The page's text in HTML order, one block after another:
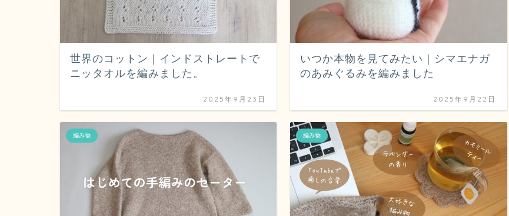
世界のコットン｜インドストレートで
ニッタオルを編みました。
2025年9月23日
いつか本物を見てみたい｜シマエナガ
のあみぐるみを編みました
2025年9月22日
編み物 編み物